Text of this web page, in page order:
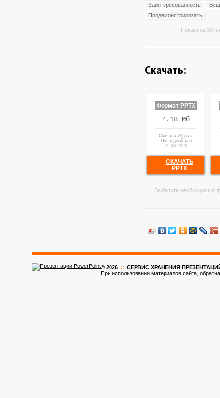
Заинтересованность
Продемонстрировать
Показаны 30
Скачать:
Формат PPTX
4.18 Мб
Скачана 23 раза
Последний раз
01.08.2026
СКАЧАТЬ
PPTX
Выберите необходимый
© 2026 :: CЕРВИС ХРАНЕНИЯ ПРЕЗЕНТАЦИЙ
При использовании материалов сайта,